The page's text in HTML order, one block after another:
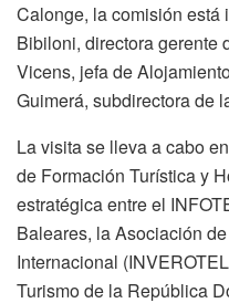
Calonge, la comisión está
Bibiloni, directora gerente
Vicens, jefa de
Guimerá, subdirectora de
La visita se lleva a cabo
de Formación Turística y
estratégica entre el
Baleares, la Asociación
Internacional
Turismo de la República